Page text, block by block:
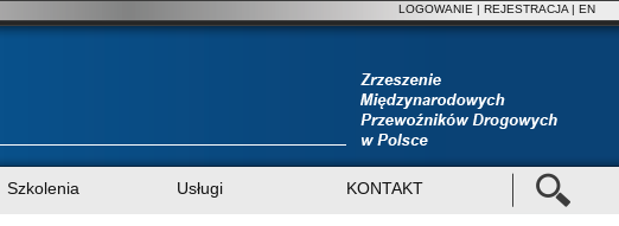
LOGOWANIE | REJESTRACJA | EN
Szkolenia Usługi KONTAKT